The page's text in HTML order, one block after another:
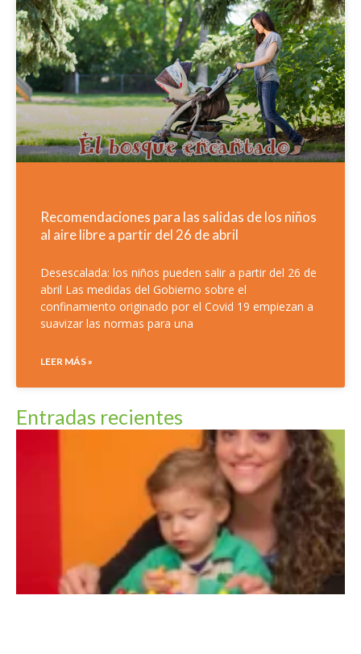
Recomendaciones para las salidas de los niños
al aire libre a partir del 26 de abril
Desescalada: los niños pueden salir a partir del 26 de
abril Las medidas del Gobierno sobre el
confinamiento originado por el Covid 19 empiezan a
suavizar las normas para una
LEER MÁS »
Entradas recientes